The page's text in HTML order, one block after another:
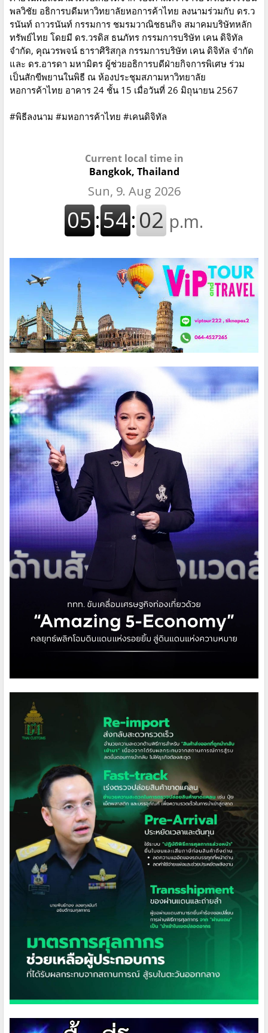
พลวิชัย อธิการบดีมหาวิทยาลัยหอการค้าไทย ลงนามร่วมกับ ดร.ว
รนันท์ ถาวรนันท์ กรรมการ ชมรมวาณิชธนกิจ สมาคมบริษัทหลัก
ทรัพย์ไทย โดยมี ดร.วรดิส ธนภัทร กรรมการบริษัท เคน ดิจิทัล
จำกัด, คุณวรพจน์ ธาราศิริสกุล กรรมการบริษัท เคน ดิจิทัล จำกัด
และ ดร.อารดา มหามิตร ผู้ช่วยอธิการบดีฝ่ายกิจการพิเศษ ร่วม
เป็นสักขีพยานในพิธี ณ ห้องประชุมสภามหาวิทยาลัย
หอการค้าไทย อาคาร 24 ชั้น 15 เมื่อวันที่ 26 มิถุนายน 2567
#พิธีลงนาม #มหอการค้าไทย #เคนดิจิทัล
Current local time in
Bangkok, Thailand